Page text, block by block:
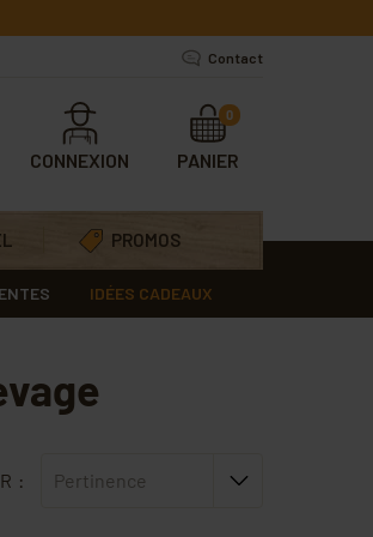
Contact
CONNEXION PANIER
0
PROMOS
IDÉES CADEAUX
: Pertinence